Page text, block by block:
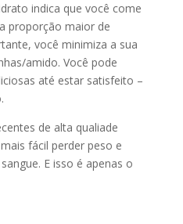
indica que você come
proporção maior de
você minimiza a sua
amido. Você pode
até estar satisfeito –
de alta qualiade
fácil perder peso e
E isso é apenas o